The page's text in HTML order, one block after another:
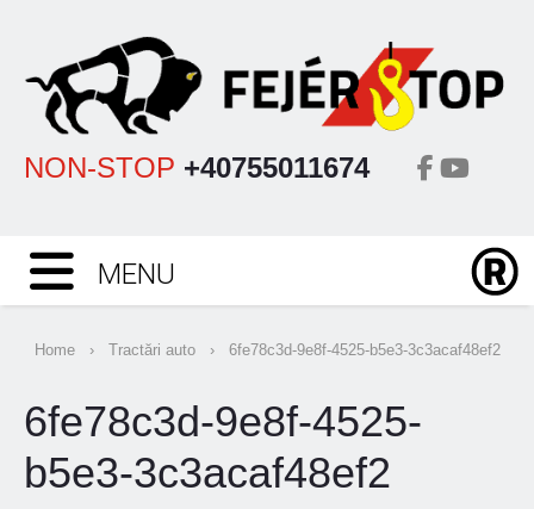
NON-STOP +40755011674
MENU
Home› Tractări auto› 6fe78c3d-9e8f-4525-b5e3-3c3acaf48ef2
6fe78c3d-9e8f-4525-
b5e3-3c3acaf48ef2